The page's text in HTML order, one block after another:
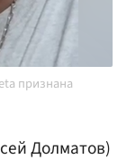
признана
Долматов)